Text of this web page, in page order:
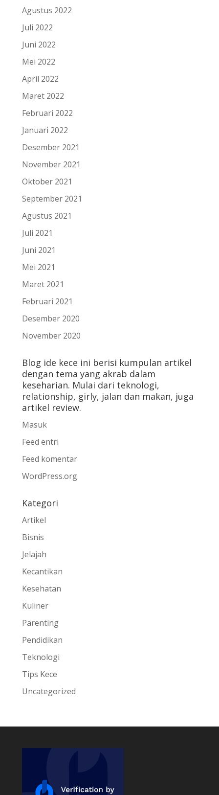
Agustus 2022
Juli 2022
Juni 2022
Mei 2022
April 2022
Maret 2022
Februari 2022
Januari 2022
Desember 2021
November 2021
Oktober 2021
September 2021
Agustus 2021
Juli 2021
Juni 2021
Mei 2021
Maret 2021
Februari 2021
Desember 2020
November 2020
Blog ide kece ini berisi kumpulan artikel
dengan tema yang akrab dalam
keseharian. Mulai dari teknologi,
relationship, girly, jalan dan makan, juga
artikel review.
Masuk
Feed entri
Feed komentar
WordPress.org
Kategori
Artikel
Bisnis
Jelajah
Kecantikan
Kesehatan
Kuliner
Parenting
Pendidikan
Teknologi
Tips Kece
Uncategorized